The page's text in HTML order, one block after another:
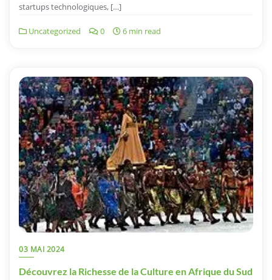
startups technologiques, […]
Uncategorized 0 6 min read
03 MAI 2024
Découvrez la Richesse de la Culture en Afrique du Sud